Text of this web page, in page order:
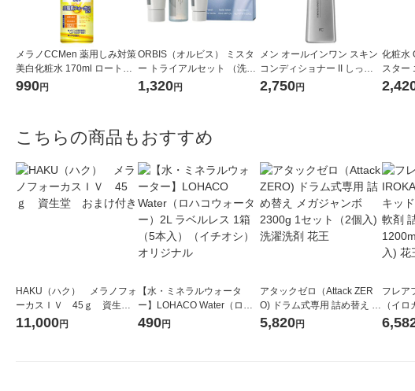
メラノCCMen 薬用しみ対策
美白化粧水 170ml ロート製
薬
990円
ORBIS（オルビス） ミスタ
ー トライアルセット （洗顔
料・化粧水・クリーム）
1,320円
メン オールインワン スキン
コンディショナー II しっと
り 1本 [FANCL 化粧品 オー
ルインワンジェル 男性用]
2,750円
化粧水
スター
ン ボト
インワ
こちらの商品もおすすめ
HAKU（ハク） メラノフォ
ーカスＩＶ 45ｇ 資生
堂 おまけ付き
11,000円
【水・ミネラルウォータ
ー】LOHACO Water（ロハ
コウォーター）2L ラベルレ
490円
アタックゼロ（Attack ZER
O) ドラム式専用 詰め替え メ
ガジャンボ 2300g 1セット
（2個入) 洗濯洗剤 花王
5,820円
フレア
（イ
ーの香
特大